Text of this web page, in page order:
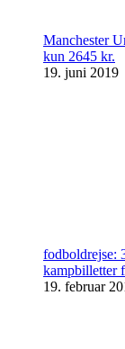
Manchester
kun 2645 kr.
19. juni 2019
fodboldrejse:
kampbilletter
19. februar